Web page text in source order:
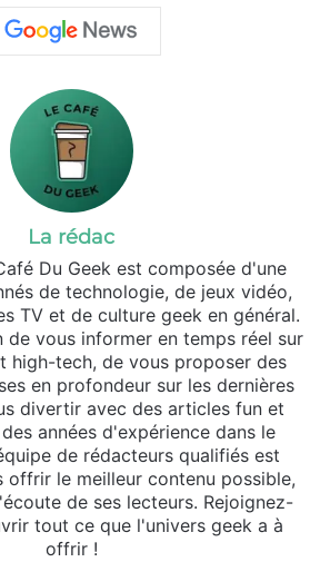
La rédac
Du Geek est composée d'une
de technologie, de jeux vidéo,
TV et de culture geek en général.
de vous informer en temps réel sur
high-tech, de vous proposer des
en profondeur sur les dernières
divertir avec des articles fun et
années d'expérience dans le
de rédacteurs qualifiés est
offrir le meilleur contenu possible,
de ses lecteurs. Rejoignez-
tout ce que l'univers geek a à
offrir !